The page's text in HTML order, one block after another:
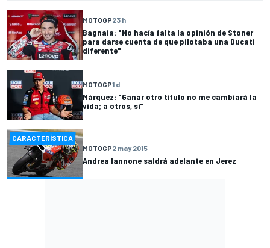
MOTOGP23 h
Bagnaia: "No hacía falta la opinión de Stoner
para darse cuenta de que pilotaba una Ducati
diferente"
MOTOGP1 d
Márquez: "Ganar otro título no me cambiará la
vida; a otros, sí"
CARACTERÍSTICA
MOTOGP2 may 2015
Andrea Iannone saldrá adelante en Jerez